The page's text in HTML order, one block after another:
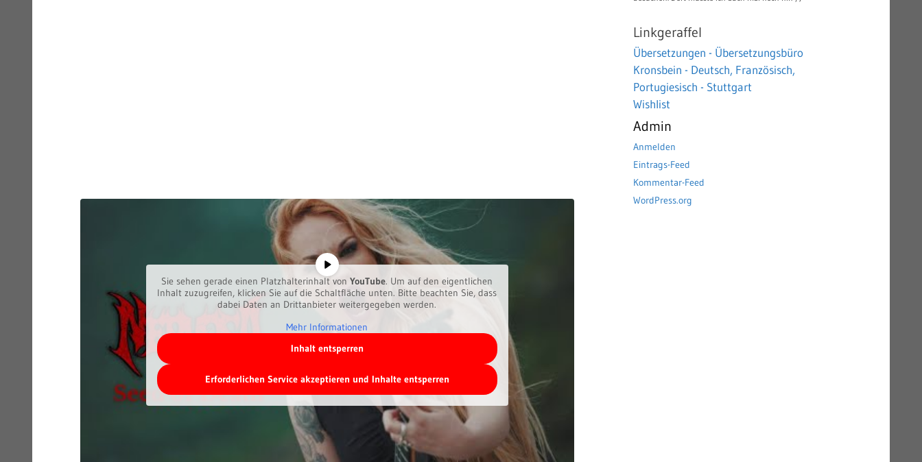
Sie sehen gerade einen Platzhalterinhalt von YouTube. Um auf den eigentlichen
Inhalt zuzugreifen, klicken Sie auf die Schaltfläche unten. Bitte beachten Sie, dass
dabei Daten an Drittanbieter weitergegeben werden.
Mehr Informationen
Inhalt entsperren
Erforderlichen Service akzeptieren und Inhalte entsperren
Linkgeraffel
Übersetzungen - Übersetzungsbüro
Kronsbein - Deutsch, Französisch,
Portugiesisch - Stuttgart
Wishlist
Admin
Anmelden
Eintrags-Feed
Kommentar-Feed
WordPress.org